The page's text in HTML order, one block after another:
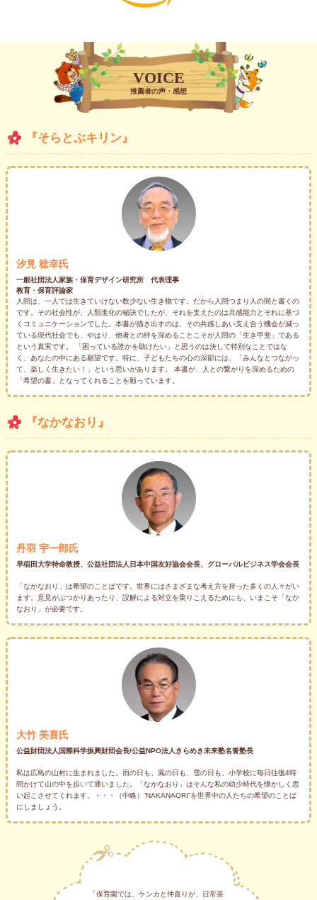
VOICE
推薦者の声・感想
『そらとぶキリン』
汐見 稔幸氏
一般社団法人家族・保育デザイン研究所 代表理事
教育・保育評論家
人間は、一人では生きていけない数少ない生き物です。だから人間つまり人の間と書くの
です。その社会性が、人類進化の秘訣でしたが、それを支えたのは共感能力とそれに基づ
くコミュニケーションでした。本書が描き出すのは、その共感しあい支え合う機会が減っ
ている現代社会でも、やはり、他者との絆を深めることこそが人間の「生き甲斐」である
という真実です。 「困っている誰かを助けたい」と思うのは決して特別なことではな
く、あなたの中にある願望です。特に、子どもたちの心の深部には、「みんなとつながっ
て、楽しく生きたい！」という思いがあります。 本書が、人との繋がりを深めるための
「希望の書」となってくれることを願っています。
『なかなおり』
丹羽 宇一郎氏
早稲田大学特命教授、公益社団法人日本中国友好協会会長、グローバルビジネス学会会長
「なかなおり」は希望のことばです。世界にはさまざまな考え方を持った多くの人々がい
ます。意見がぶつかりあったり、誤解による対立を乗りこえるためにも、いまこそ「なか
なおり」が必要です。
大竹 美喜氏
公益財団法人国際科学振興財団会長/公益NPO法人きらめき未来塾名誉塾長
私は広島の山村に生まれました。雨の日も、風の日も、雪の日も、小学校に毎日往復4時
間かけて山の中を歩いて通いました。「なかなおり」はそんな私の幼少時代を懐かしく思
い起こさせてくれます。・・・（中略）“NAKANAORI”を世界中の人たちの希望のことば
にしましょう。
「保育園では、ケンカと仲直りが、日常茶